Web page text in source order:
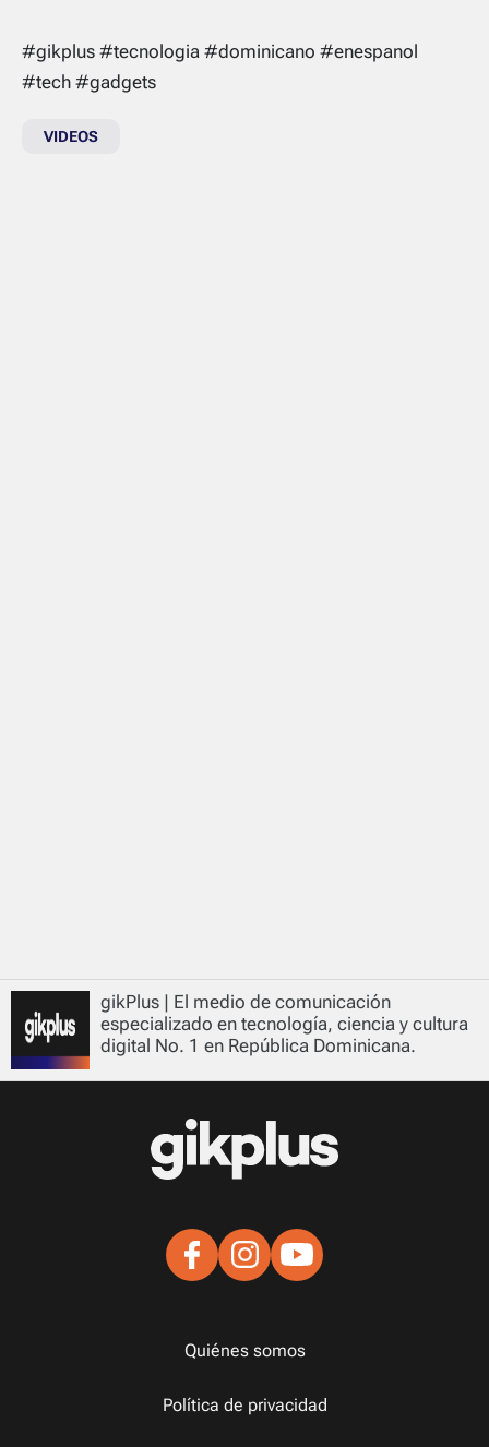
#gikplus #tecnologia #dominicano #enespanol
#tech #gadgets
VIDEOS
gikPlus | El medio de comunicación
especializado en tecnología, ciencia y cultura
digital No. 1 en República Dominicana.
Quiénes somos
Política de privacidad